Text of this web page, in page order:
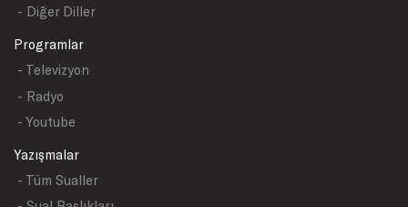
- Diğer Diller
Programlar
- Televizyon
- Radyo
- Youtube
Yazışmalar
- Tüm Sualler